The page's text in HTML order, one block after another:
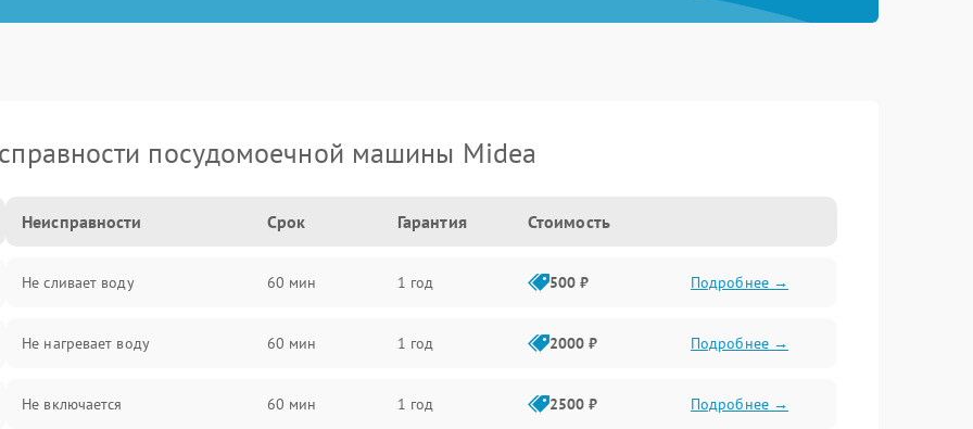
посудомоечной машины Midea
Неисправности Срок Гарантия Стоимость
Не сливает воду 60 мин 1 год 500 ₽ Подробнее →
Не нагревает воду 60 мин 1 год 2000 ₽ Подробнее →
Не включается 60 мин 1 год 2500 ₽ Подробнее →